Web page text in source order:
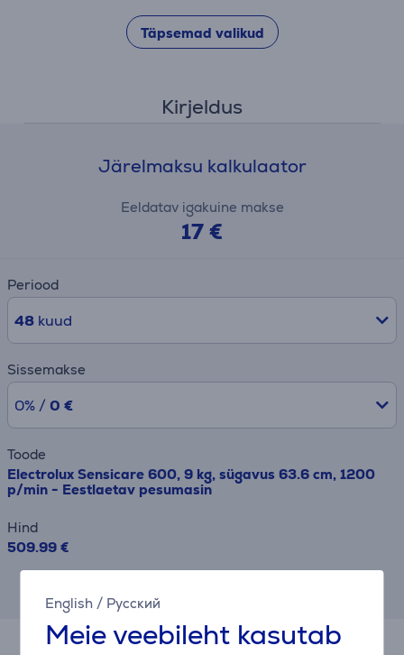
English / Русский
Meie veebileht kasutab
Täpsemad valikud
Kirjeldus
Järelmaksu kalkulaator
Eeldatav igakuine makse
17 €
Periood
48kuud
Sissemakse
0% / 0 €
Toode
Electrolux Sensicare 600, 9 kg, sügavus 63.6 cm, 1200
p/min - Eestlaetav pesumasin
Hind
509.99 €
pakutavatest tingimustest.